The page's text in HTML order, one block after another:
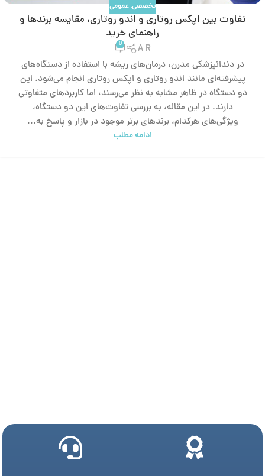
تخصصی,عمومی
تفاوت بین اپکس روتاری و اندو روتاری، مقایسه برندها و
راهنمای خرید
A R
0
در دندانپزشکی مدرن، درمان‌های ریشه با استفاده از دستگاه‌های
پیشرفته‌ای مانند اندو روتاری و اپکس روتاری انجام می‌شود. این
دو دستگاه در ظاهر مشابه به نظر می‌رسند، اما کاربردهای متفاوتی
دارند. در این مقاله، به بررسی تفاوت‌های این دو دستگاه،
ویژگی‌های هرکدام، برندهای برتر موجود در بازار و پاسخ به...
ادامه مطلب